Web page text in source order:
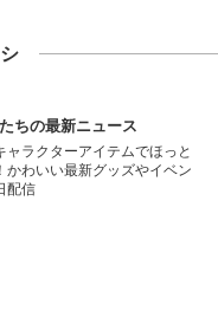
ちの最新ニュース
ャラクターアイテムでほっと
かわいい最新グッズやイベン
配信